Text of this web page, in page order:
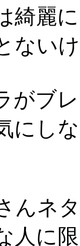
綺麗
ない
がブ
にし
んネ
人に